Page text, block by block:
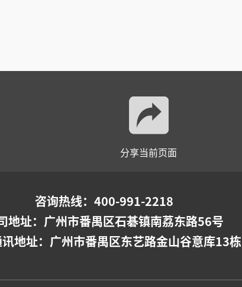
分享当前页面
咨询热线：400-991-2218
地址： 广州市番禺区石碁镇南荔东路56号
地址：广州市番禺区东艺路金山谷意库13栋